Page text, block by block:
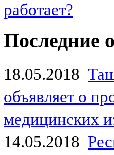
работает?
Последние
18.05.2018
объявляет о
медицинских
14.05.2018